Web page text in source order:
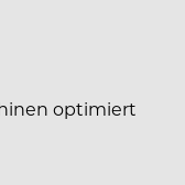
optimiert